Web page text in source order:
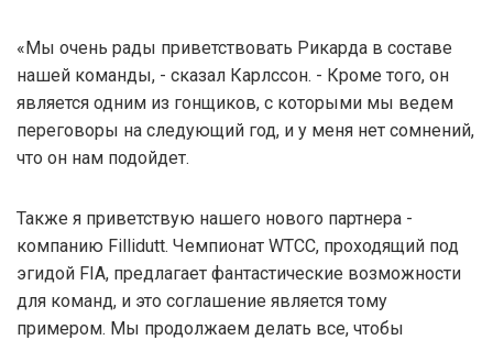
«Мы очень рады приветствовать Рикарда в составе
нашей команды, - сказал Карлссон. - Кроме того, он
является одним из гонщиков, с которыми мы ведем
переговоры на следующий год, и у меня нет сомнений,
что он нам подойдет.
Также я приветствую нашего нового партнера -
компанию Fillidutt. Чемпионат WTCC, проходящий под
эгидой FIA, предлагает фантастические возможности
для команд, и это соглашение является тому
примером. Мы продолжаем делать все, чтобы